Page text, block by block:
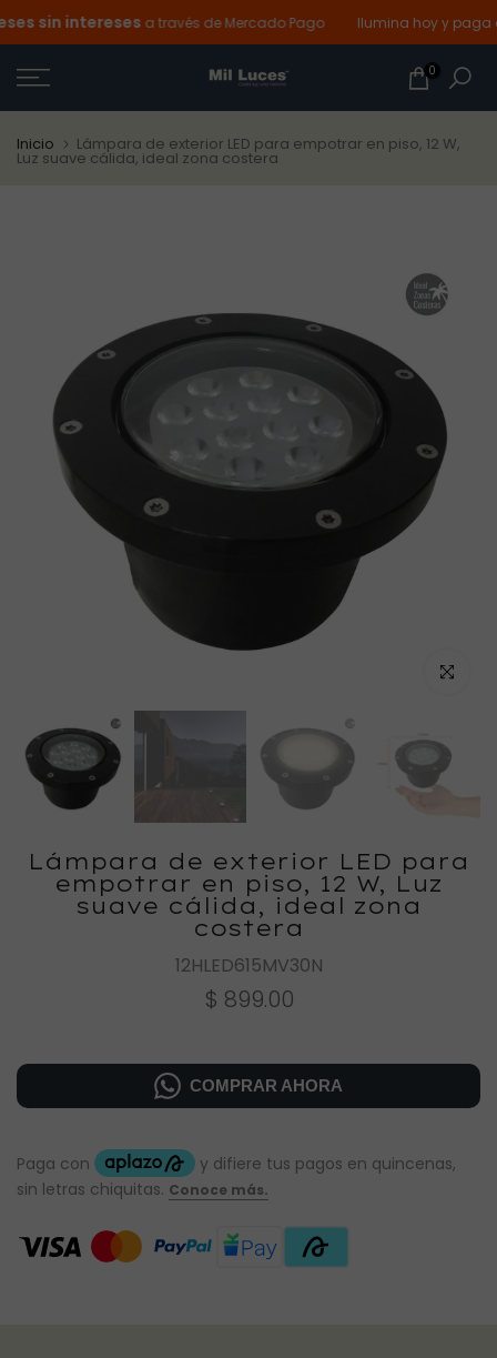
Ir
al
contenido
sin interesesa través de Mercado Pago Ilumina hoy y paga
0
Inicio Lámpara de exterior LED para empotrar en piso, 12 W,
Luz suave cálida, ideal zona costera
Haz
Lámpara de exterior LED para
empotrar en piso, 12 W, Luz
suave cálida, ideal zona
costera
12HLED615MV30N
$ 899.00
COMPRAR AHORA